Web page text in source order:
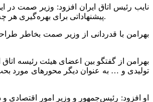
پیشنهاداتی برای بهره‌گیری هر چه بهتر از بسته ارائه نمودند. همچنین تاکید شد در اجرای این بسته حمایتی، برای جلوگیری از مشکلات واحدهای تولیدی کوچک و متوسط، دقت لازم به خرج داده شود.
بهرامن از گفتگو بین اعضای هیئت رئیسه
تولیدی و … به عنوان دیگر محورهای مورد
او افزود: رئیس‌جمهور و وزیر امور اقتصادی